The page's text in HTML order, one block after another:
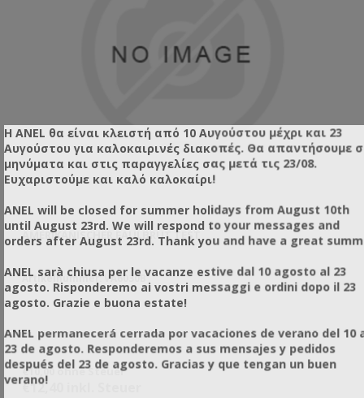
AMERIKANISCHER FAULBRUT TEST
Artikelnummer: VA6030B
€10,00 ohne Steuer
€12,40 inkl. Steuer
H
Η ANEL θα είναι κλειστή από 10 Αυγούστου μέχρι και 23
Αυγούστου για καλοκαιρινές διακοπές. Θα απαντήσουμε
μηνύματα και στις παραγγελίες σας μετά τις 23/08.
Ευχαριστούμε και καλό καλοκαίρι!
ANEL will be closed for summer holidays from August 10th
until August 23rd. We will respond to your messages and
orders after August 23rd. Thank you and have a great
ANEL sarà chiusa per le vacanze estive dal 10 agosto al 23
agosto. Risponderemo ai vostri messaggi e ordini dopo il 23
agosto. Grazie e buona estate!
ANEL permanecerá cerrada por vacaciones de verano del 10
23 de agosto. Responderemos a sus mensajes y pedidos
después del 23 de agosto. Gracias y que tengan un buen
verano!